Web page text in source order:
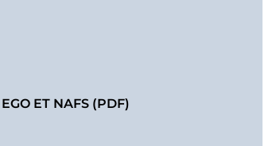
EGO ET NAFS (PDF)